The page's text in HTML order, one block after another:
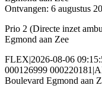
Ontvangen: 6 augustus
Prio 2 (Directe inzet
Egmond aan Zee
FLEX|2026-08-06
000126999
Boulevard Egmond aan